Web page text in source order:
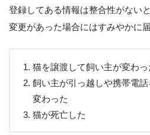
登録してある情報は整合性がない
変更があった場合にはすみやかに
猫を譲渡して飼い主が変わっ
飼い主が引っ越しや携帯電
変わった
猫が死亡した